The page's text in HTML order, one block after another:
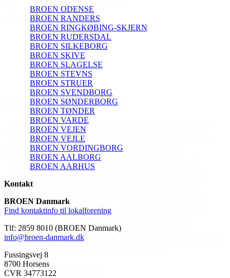
en del
BROEN ODENSE
BROEN RANDERS
BROEN RINGKØBING-SKJERN
BROEN RUDERSDAL
BROEN SILKEBORG
BROEN SKIVE
BROEN SLAGELSE
BROEN STEVNS
BROEN STRUER
BROEN SVENDBORG
BROEN SØNDERBORG
BROEN TØNDER
BROEN VARDE
BROEN VEJEN
BROEN VEJLE
BROEN VORDINGBORG
BROEN AALBORG
BROEN AARHUS
Kontakt
BROEN Danmark
Find kontaktinfo til lokalforening
Tlf: 2859 8010 (BROEN Danmark)
info@broen-danmark.dk
Fussingsvej 8
8700 Horsens
CVR 34773122